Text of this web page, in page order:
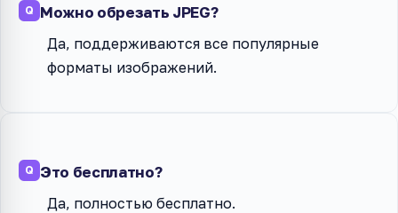
Можно обрезать JPEG?
Да, поддерживаются все популярные
форматы изображений.
Это бесплатно?
Да, полностью бесплатно.